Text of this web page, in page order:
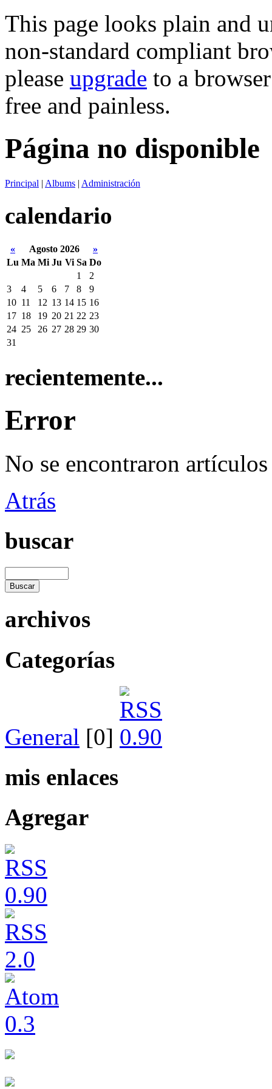
This page looks plain and
non-standard compliant
please upgrade to a
free and painless.
Página no disponible
Principal | Albums | Administración
calendario
« Agosto 2026
»
Lu Ma Mi Ju Vi Sa Do
1
2
3
4 5 6 7 8
9
10 11 12 13 14 15 16
17 18 19 20 21 22 23
24 25 26 27 28 29 30
31
recientemente...
Error
No se encontraron artículos
Atrás
buscar
archivos
Categorías
General [0]
mis enlaces
Agregar